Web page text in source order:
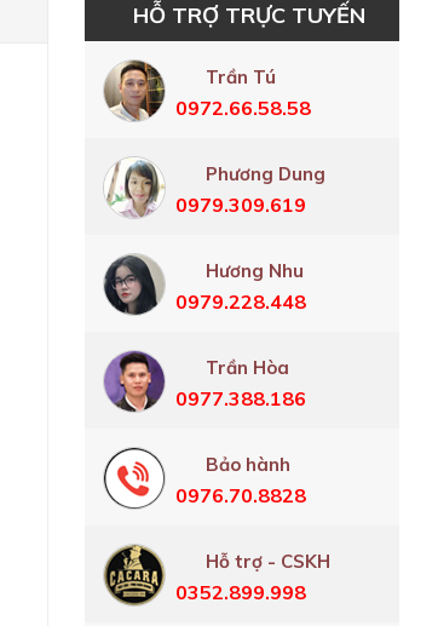
HỖ TRỢ TRỰC TUYẾN
Trần Tú
0972.66.58.58
Phương Dung
0979.309.619
Hương Nhu
0979.228.448
Trần Hòa
0977.388.186
Bảo hành
0976.70.8828
Hỗ trợ - CSKH
0352.899.998